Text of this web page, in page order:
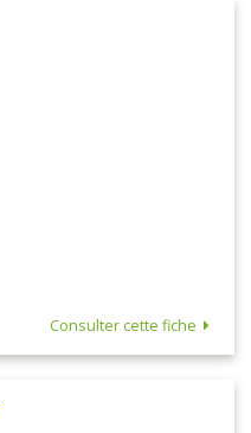
Consulter cette fiche